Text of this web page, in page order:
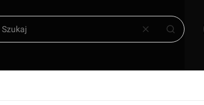
WyczyśćSzukaj